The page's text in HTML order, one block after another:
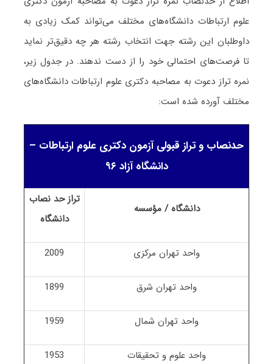
علوم ارتباطات دانشگاه‌های مختلف می‌تواند کمک زیادی به
داوطلبان این رشته جهت انتخاب رشته هر چه دقیق‌تر نماید
تا فرصت‌های احتمالی خود را از دست ندهند. در جدول زیر،
نمره تراز دعوت به مصاحبه دکتری علوم ارتباطات دانشگاه‌های
مختلف آورده شده است:
حدنصاب و تراز قبولی آزمون دکتری علوم ارتباطات –
دانشگاه آزاد ۹۶
دانشگاه / مؤسسه
تراز حد نصاب
دانشگاه
واحد تهران مرکزی 2009
واحد تهران شرق 1899
واحد تهران شمال 1959
واحد علوم و تحقیقات 1953